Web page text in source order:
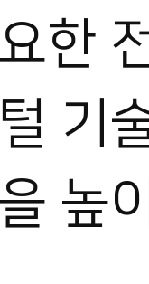
한
기
높